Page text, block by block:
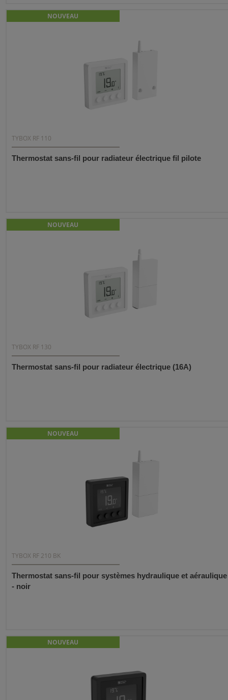
NOUVEAU
TYBOX RF 110
Thermostat sans-fil pour radiateur électrique fil pilote
NOUVEAU
TYBOX RF 130
Thermostat sans-fil pour radiateur électrique (16A)
NOUVEAU
TYBOX RF 210 BK
Thermostat sans-fil pour systèmes hydraulique et aéraulique
- noir
NOUVEAU